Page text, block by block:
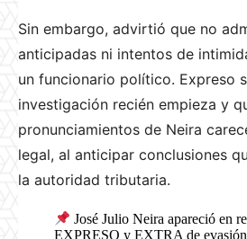
Sin embargo, advirtió que no
anticipadas ni intentos de
un funcionario político. Expreso
investigación recién empieza y
pronunciamientos de Neira
legal, al anticipar conclusiones
la autoridad tributaria.
José Julio Neira apareció en
EXPRESO y EXTRA de